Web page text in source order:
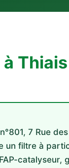
à
7 Rue
un filtre à
catalyseur,